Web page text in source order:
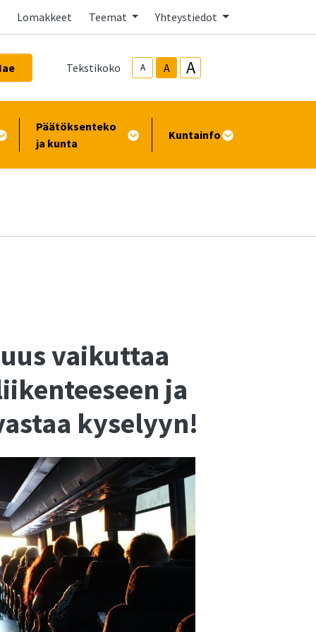
Lomakkeet Teemat Yhteystiedot
Tekstikoko A A A
Päätöksenteko
ja kunta
Kuntainfo
vaikuttaa
ja
kyselyyn!